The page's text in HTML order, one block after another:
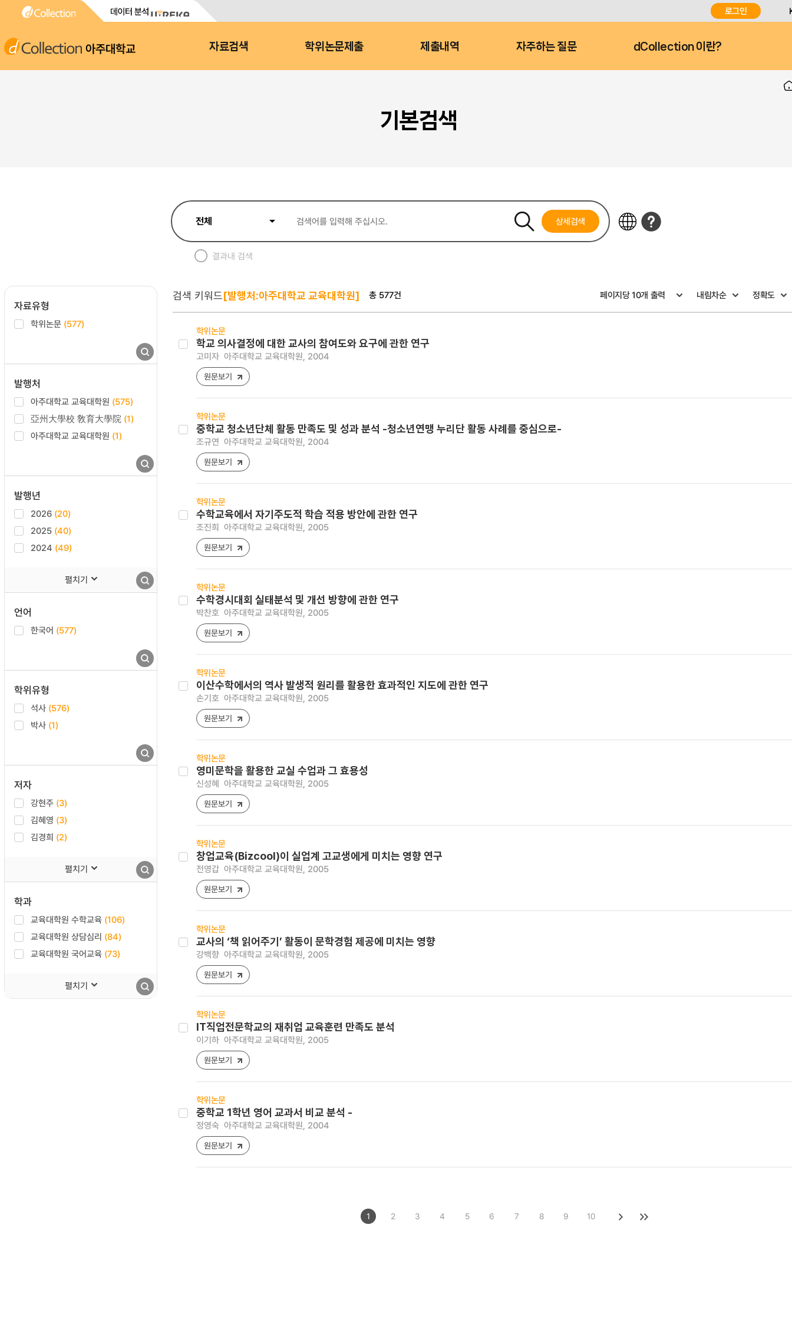
로그인
아주대학교 자료검색 학위논문제출 제출내역 자주하는 질문 dCollection 이란?
기본검색
상세검색
결과내 검색
자료유형
학위논문 (577)
발행처
아주대학교 교육대학원 (575)
亞州大學校 敎育大學院 (1)
아주대학교 교육대학원 (1)
발행년
2026 (20)
2025 (40)
2024 (49)
펼치기
언어
한국어 (577)
학위유형
석사 (576)
박사 (1)
저자
강현주 (3)
김혜영 (3)
김경희 (2)
펼치기
학과
교육대학원 수학교육 (106)
교육대학원 상담심리 (84)
교육대학원 국어교육 (73)
펼치기
검색 키워드[발행처:아주대학교 교육대학원] 총 577건
학위논문
학교 의사결정에 대한 교사의 참여도와 요구에 관한 연구
고미자 아주대학교 교육대학원, 2004
원문보기
학위논문
중학교 청소년단체 활동 만족도 및 성과 분석 -청소년연맹 누리단 활동 사례를 중심으로-
조규연 아주대학교 교육대학원, 2004
원문보기
학위논문
수학교육에서 자기주도적 학습 적용 방안에 관한 연구
조진희 아주대학교 교육대학원, 2005
원문보기
학위논문
수학경시대회 실태분석 및 개선 방향에 관한 연구
박찬호 아주대학교 교육대학원, 2005
원문보기
학위논문
이산수학에서의 역사 발생적 원리를 활용한 효과적인 지도에 관한 연구
손기호 아주대학교 교육대학원, 2005
원문보기
학위논문
영미문학을 활용한 교실 수업과 그 효용성
신성혜 아주대학교 교육대학원, 2005
원문보기
학위논문
창업교육(Bizcool)이 실업계 고교생에게 미치는 영향 연구
전영갑 아주대학교 교육대학원, 2005
원문보기
학위논문
교사의 ‘책 읽어주기’ 활동이 문학경험 제공에 미치는 영향
강백향 아주대학교 교육대학원, 2005
원문보기
학위논문
IT직업전문학교의 재취업 교육훈련 만족도 분석
이기하 아주대학교 교육대학원, 2005
원문보기
학위논문
중학교 1학년 영어 교과서 비교 분석 -
정영숙 아주대학교 교육대학원, 2004
원문보기
1 2 3 4 5 6 7 8 9 10